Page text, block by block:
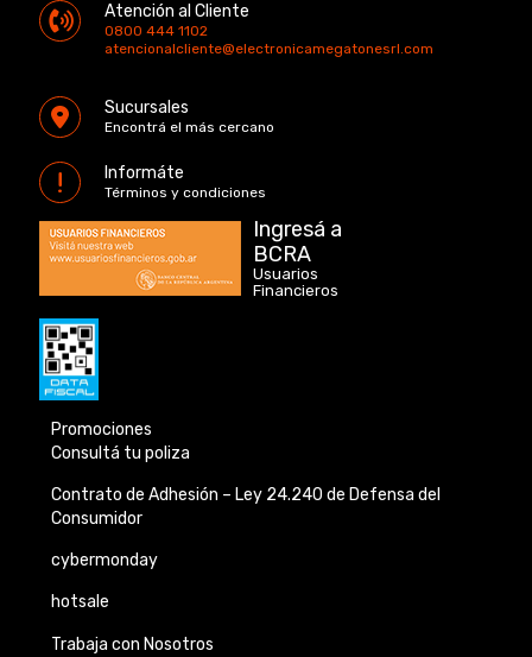
Atención al Cliente
0800 444 1102
atencionalcliente@electronicamegatonesrl.com
Sucursales
Encontrá el más cercano
Informáte
Términos y condiciones
Ingresá a
BCRA
Usuarios
Financieros
Promociones
Consultá tu poliza
Contrato de Adhesión – Ley 24.240 de Defensa del
Consumidor
cybermonday
hotsale
Trabaja con Nosotros